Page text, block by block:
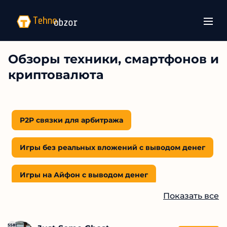
Обзоры техники, смартфонов и
криптовалюта
P2P связки для арбитража
Игры без реальных вложений с выводом денег
Игры на Айфон с выводом денег
Игры с выводом денег на Payeer кошелёк
Показать все
5581